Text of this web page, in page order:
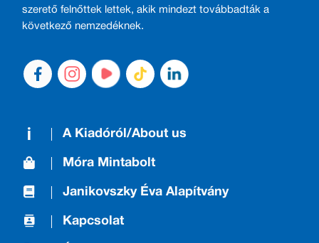
szerető felnőttek lettek, akik mindezt továbbadták a
következő nemzedéknek.
A Kiadóról/About us
Móra Mintabolt
Janikovszky Éva Alapítvány
Kapcsolat